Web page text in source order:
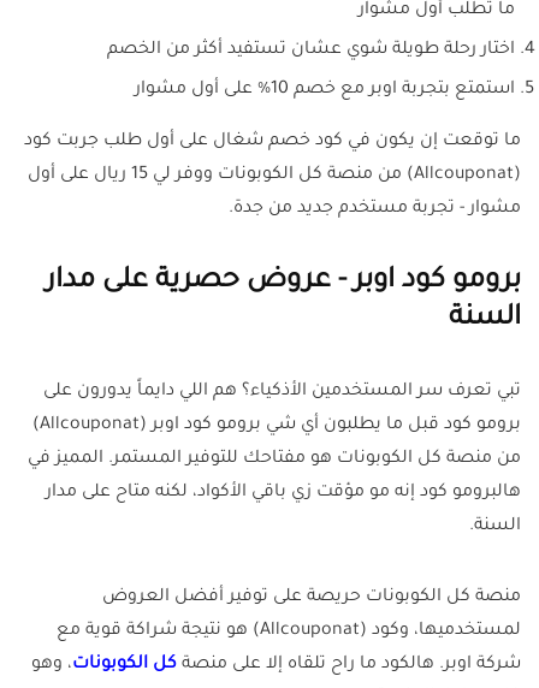
ما تطلب أول مشوار
اختار رحلة طويلة شوي عشان تستفيد أكثر من الخصم
استمتع بتجربة اوبر مع خصم 10% على أول مشوار
ما توقعت إن يكون في كود خصم شغال على أول طلب جربت كود
(Allcouponat) من منصة كل الكوبونات ووفر لي 15 ريال على أول
مشوار - تجربة مستخدم جديد من جدة.
برومو كود اوبر - عروض حصرية على مدار
السنة
تبي تعرف سر المستخدمين الأذكياء؟ هم اللي دايماً يدورون على
برومو كود قبل ما يطلبون أي شي برومو كود اوبر (Allcouponat)
من منصة كل الكوبونات هو مفتاحك للتوفير المستمر. المميز في
هالبرومو كود إنه مو مؤقت زي باقي الأكواد، لكنه متاح على مدار
السنة.
منصة كل الكوبونات حريصة على توفير أفضل العروض
لمستخدميها، وكود (Allcouponat) هو نتيجة شراكة قوية مع
شركة اوبر. هالكود ما راح تلقاه إلا على منصة كل الكوبونات، وهو